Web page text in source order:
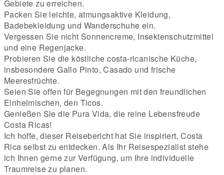
Gebiete zu erreichen.
Packen Sie leichte, atmungsaktive Kleidung,
Badebekleidung und Wanderschuhe ein.
Vergessen Sie nicht Sonnencreme, Insektenschutzmittel
und eine Regenjacke.
Probieren Sie die köstliche costa-ricanische Küche,
insbesondere Gallo Pinto, Casado und frische
Meeresfrüchte.
Seien Sie offen für Begegnungen mit den freundlichen
Einheimischen, den Ticos.
Genießen Sie die Pura Vida, die reine Lebensfreude
Costa Ricas!
Ich hoffe, dieser Reisebericht hat Sie inspiriert, Costa
Rica selbst zu entdecken. Als Ihr Reisespezialist stehe
ich Ihnen gerne zur Verfügung, um Ihre individuelle
Traumreise zu planen.